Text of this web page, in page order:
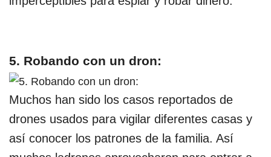
5. Robando con un dron:
Muchos han sido los casos reportados de
drones usados para vigilar diferentes casas y
así conocer los patrones de la familia. Así